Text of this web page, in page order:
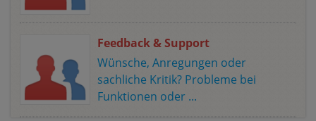
Feedback & Support
Wünsche, Anregungen oder
sachliche Kritik? Probleme bei
Funktionen oder ...